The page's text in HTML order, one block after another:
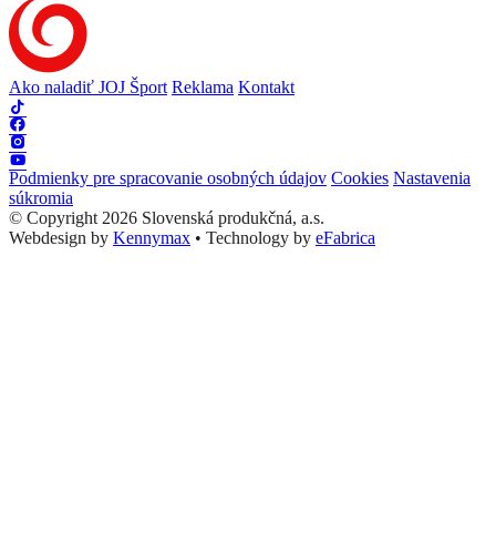
Ako naladiť JOJ Šport Reklama Kontakt
Podmienky pre spracovanie osobných údajov Cookies Nastavenia
súkromia
© Copyright 2026 Slovenská produkčná, a.s.
Webdesign by Kennymax • Technology by eFabrica